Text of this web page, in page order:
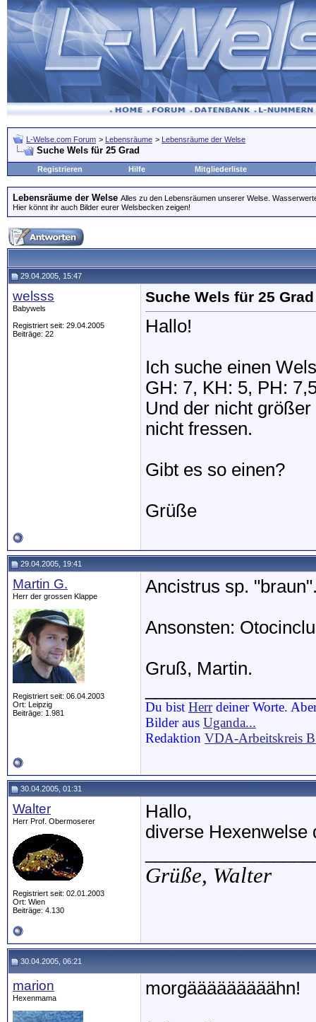
L-Welse.com Forum > Lebensräume > Lebensräume der Welse
Suche Wels für 25 Grad
Registrieren Hilfe Mitgliederliste
Lebensräume der Welse Alles zu den Lebensräumen unserer Welse.
Hier könnt ihr auch Bilder eurer Welsbecken zeigen!
29.04.2005, 15:47
welsss
Babywels
Registriert seit: 29.04.2005
Beiträge: 22
Suche Wels für 25 Grad
Hallo!
Ich suche einen
GH: 7, KH: 5, PH:
Und der nicht
nicht fressen.
Gibt es so einen?
Grüße
29.04.2005, 19:41
Martin G.
Herr der grossen Klappe
Registriert seit: 06.04.2003
Ort: Leipzig
Beiträge: 1.981
Ancistrus sp.
Ansonsten:
Gruß, Martin.
Du bist Herrdeiner Worte.
Bilder aus Uganda...
Redaktion VDA-Arbeitskreis
30.04.2005, 01:31
Walter
Herr Prof. Obermoserer
Registriert seit: 02.01.2003
Ort: Wien
Beiträge: 4.130
Hallo,
diverse Hexenwelse
Grüße, Walter
30.04.2005, 06:21
marion
Hexenmama morgääääääääähn!